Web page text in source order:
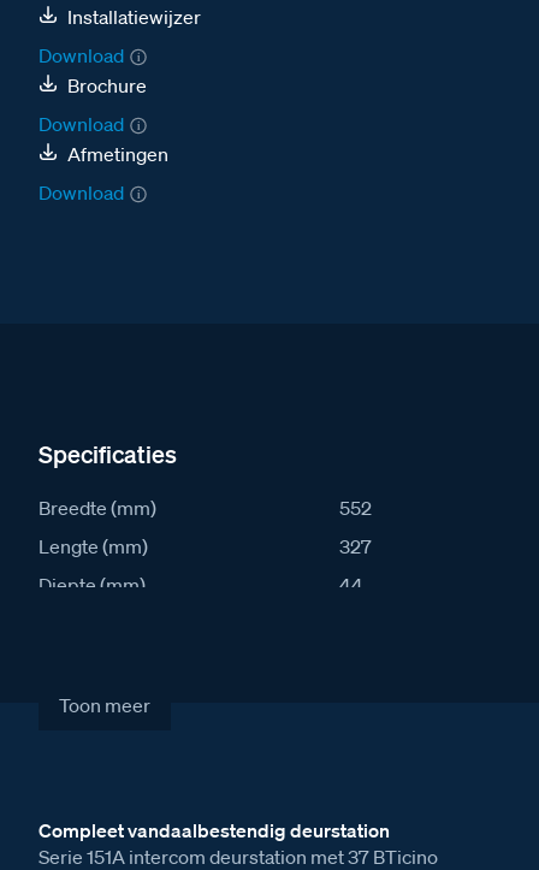
Installatiewijzer
Download
Brochure
Download
Afmetingen
Download
Specificaties
Breedte (mm)
552
Lengte (mm)
327
Diepte (mm)
44
Stroomafname in rust (mA)
Verkoopprijs excl. BTW € 3.137,00
Toon meer
Compleet vandaalbestendig deurstation
Serie 151A intercom deurstation met 37 BTicino